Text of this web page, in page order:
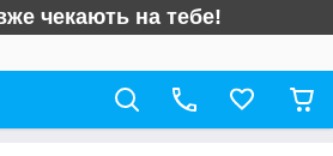
чекають на тебе!